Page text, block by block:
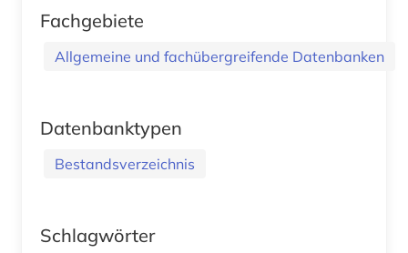
Fachgebiete
Allgemeine und fachübergreifende Datenbanken
Datenbanktypen
Bestandsverzeichnis
Schlagwörter